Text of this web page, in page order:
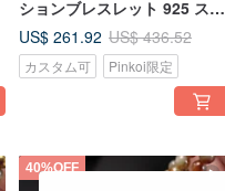
ションブレスレット 925 スタ
ーリングシルバー | 天然ミャ
ンマー産 A 貨翡翠 | ギフトに
US$ 261.92 US$ 436.52
カスタム可 Pinkoi限定
40%OFF